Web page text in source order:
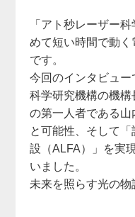
「アト秒レーザー
めて短い時間で動
です。
今回のインタビュ
科学研究機構の機
の第一人者である山
と可能性、そして
設（ALFA）」を実
いました。
未来を照らす光の物